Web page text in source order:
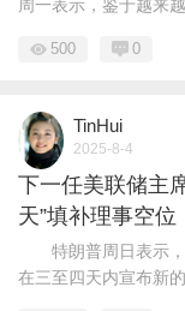
周一表示，鉴于越来
500 0
TinHui
2025-8-4
下一任美联储主
天”填补理事空位
特朗普周日表示，
在三至四天内宣布新的